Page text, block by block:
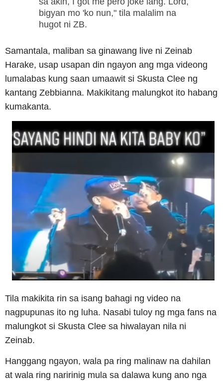
bigyan mo 'ko nun," tila malalim na
hugot ni ZB.
Samantala, maliban sa ginawang live ni Zeinab
Harake, usap usapan din ngayon ang mga videong
lumalabas kung saan umaawit si Skusta Clee ng
kantang Zebbianna. Makikitang malungkot ito habang
kumakanta.
Tila makikita rin sa isang bahagi ng video na
nagpupunas ito ng luha. Nasabi tuloy ng mga fans na
malungkot si Skusta Clee sa hiwalayan nila ni
Zeinab.
Hanggang ngayon, wala pa ring malinaw na dahilan
at wala ring naririnig mula sa dalawa kung ano nga